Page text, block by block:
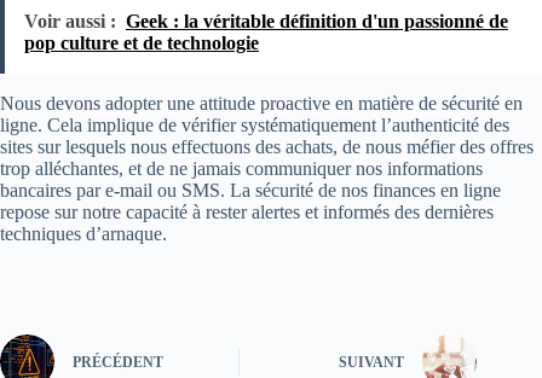
Voir aussi : Geek : la véritable définition d'un passionné de
pop culture et de technologie
Nous devons adopter une attitude proactive en matière de sécurité en
ligne. Cela implique de vérifier systématiquement l’authenticité des
sites sur lesquels nous effectuons des achats, de nous méfier des offres
trop alléchantes, et de ne jamais communiquer nos informations
bancaires par e-mail ou SMS. La sécurité de nos finances en ligne
repose sur notre capacité à rester alertes et informés des dernières
techniques d’arnaque.
PRÉCÉDENT SUIVANT